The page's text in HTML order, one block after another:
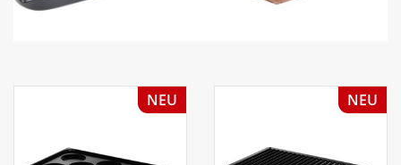
Aufsteller
NEU NEU